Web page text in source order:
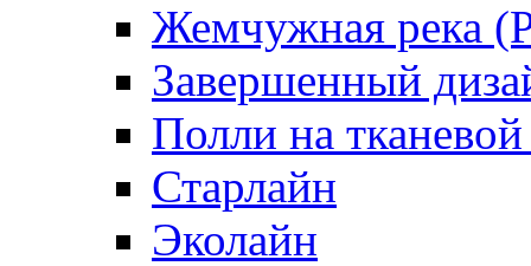
Жемчужная река
Завершенный
Полли на
Старлайн
Эколайн